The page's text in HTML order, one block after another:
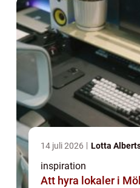
14 juli 2026 Lotta
inspiration
Att hyra lokaler i